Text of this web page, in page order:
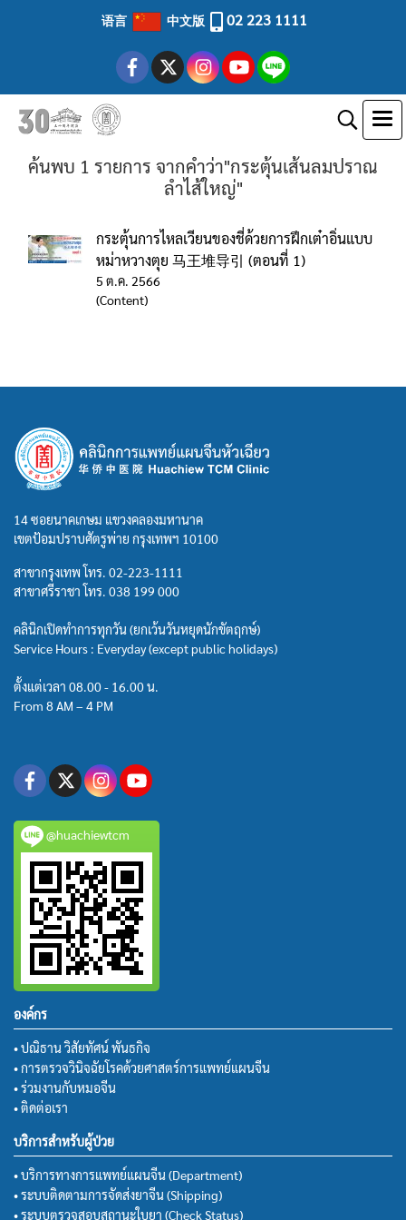
语言 中文版 02 223 1111
ค้นพบ 1 รายการ จากคำว่า"กระตุ้นเส้นลมปราณ
ลำไส้ใหญ่"
กระตุ้นการไหลเวียนของชี่ด้วยการฝึกเต๋าอิ่นแบบ
หม่าหวางตุย 马王堆导引 (ตอนที่ 1)
5 ต.ค. 2566
(Content)
14 ซอยนาคเกษม แขวงคลองมหานาค
เขตป้อมปราบศัตรูพ่าย กรุงเทพฯ 10100
สาขากรุงเทพ โทร. 02-223-1111
สาขาศรีราชา โทร. 038 199 000
คลินิกเปิดทำการทุกวัน (ยกเว้นวันหยุดนักขัตฤกษ์)
Service Hours : Everyday (except public holidays)
ตั้งแต่เวลา 08.00 - 16.00 น.
From 8 AM – 4 PM
@huachiewtcm
องค์กร
• ปณิธาน วิสัยทัศน์ พันธกิจ
• การตรวจวินิจฉัยโรคด้วยศาสตร์การแพทย์แผนจีน
• ร่วมงานกับหมอจีน
• ติดต่อเรา
บริการสำหรับผู้ป่วย
• บริการทางการแพทย์แผนจีน (Department)
• ระบบติดตามการจัดส่งยาจีน (Shipping)
• ระบบตรวจสอบสถานะใบยา (Check Status)